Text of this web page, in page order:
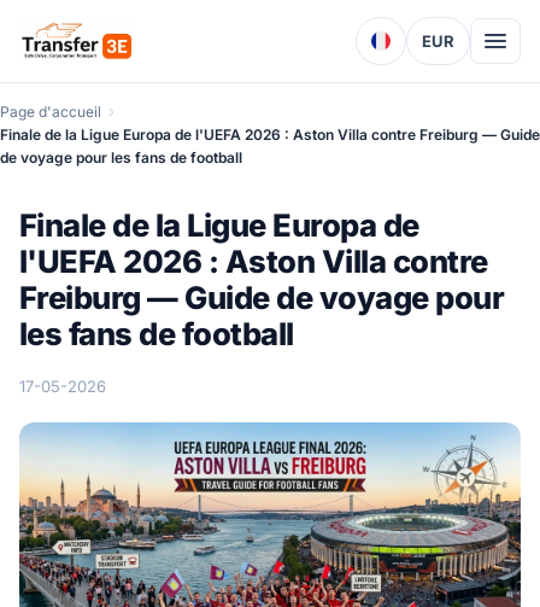
EUR
Page d'accueil
Finale de la Ligue Europa de l'UEFA 2026 : Aston Villa contre Freiburg — Guide
de voyage pour les fans de football
Finale de la Ligue Europa de
l'UEFA 2026 : Aston Villa contre
Freiburg — Guide de voyage pour
les fans de football
17-05-2026